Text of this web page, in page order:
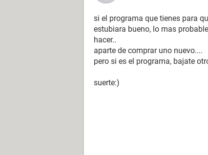
si el programa que tienes para
estubiara bueno, lo mas
hacer..
aparte de comprar uno nuevo....
pero si es el programa, bajate
suerte:)